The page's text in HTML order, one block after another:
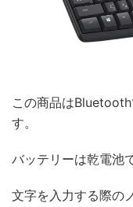
この商品は
す。
バッテリーは乾電池
文字を入力する際の